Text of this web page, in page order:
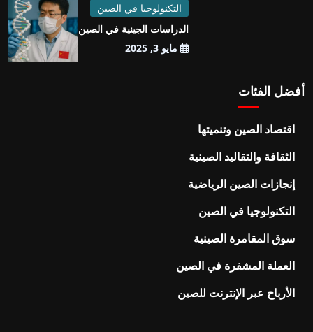
التكنولوجيا في الصين
الدراسات الجينية في الصين
مايو 3, 2025
أفضل الفئات
اقتصاد الصين وتنميتها
الثقافة والتقاليد الصينية
إنجازات الصين الرياضية
التكنولوجيا في الصين
سوق المقامرة الصينية
العملة المشفرة في الصين
الأرباح عبر الإنترنت للصين